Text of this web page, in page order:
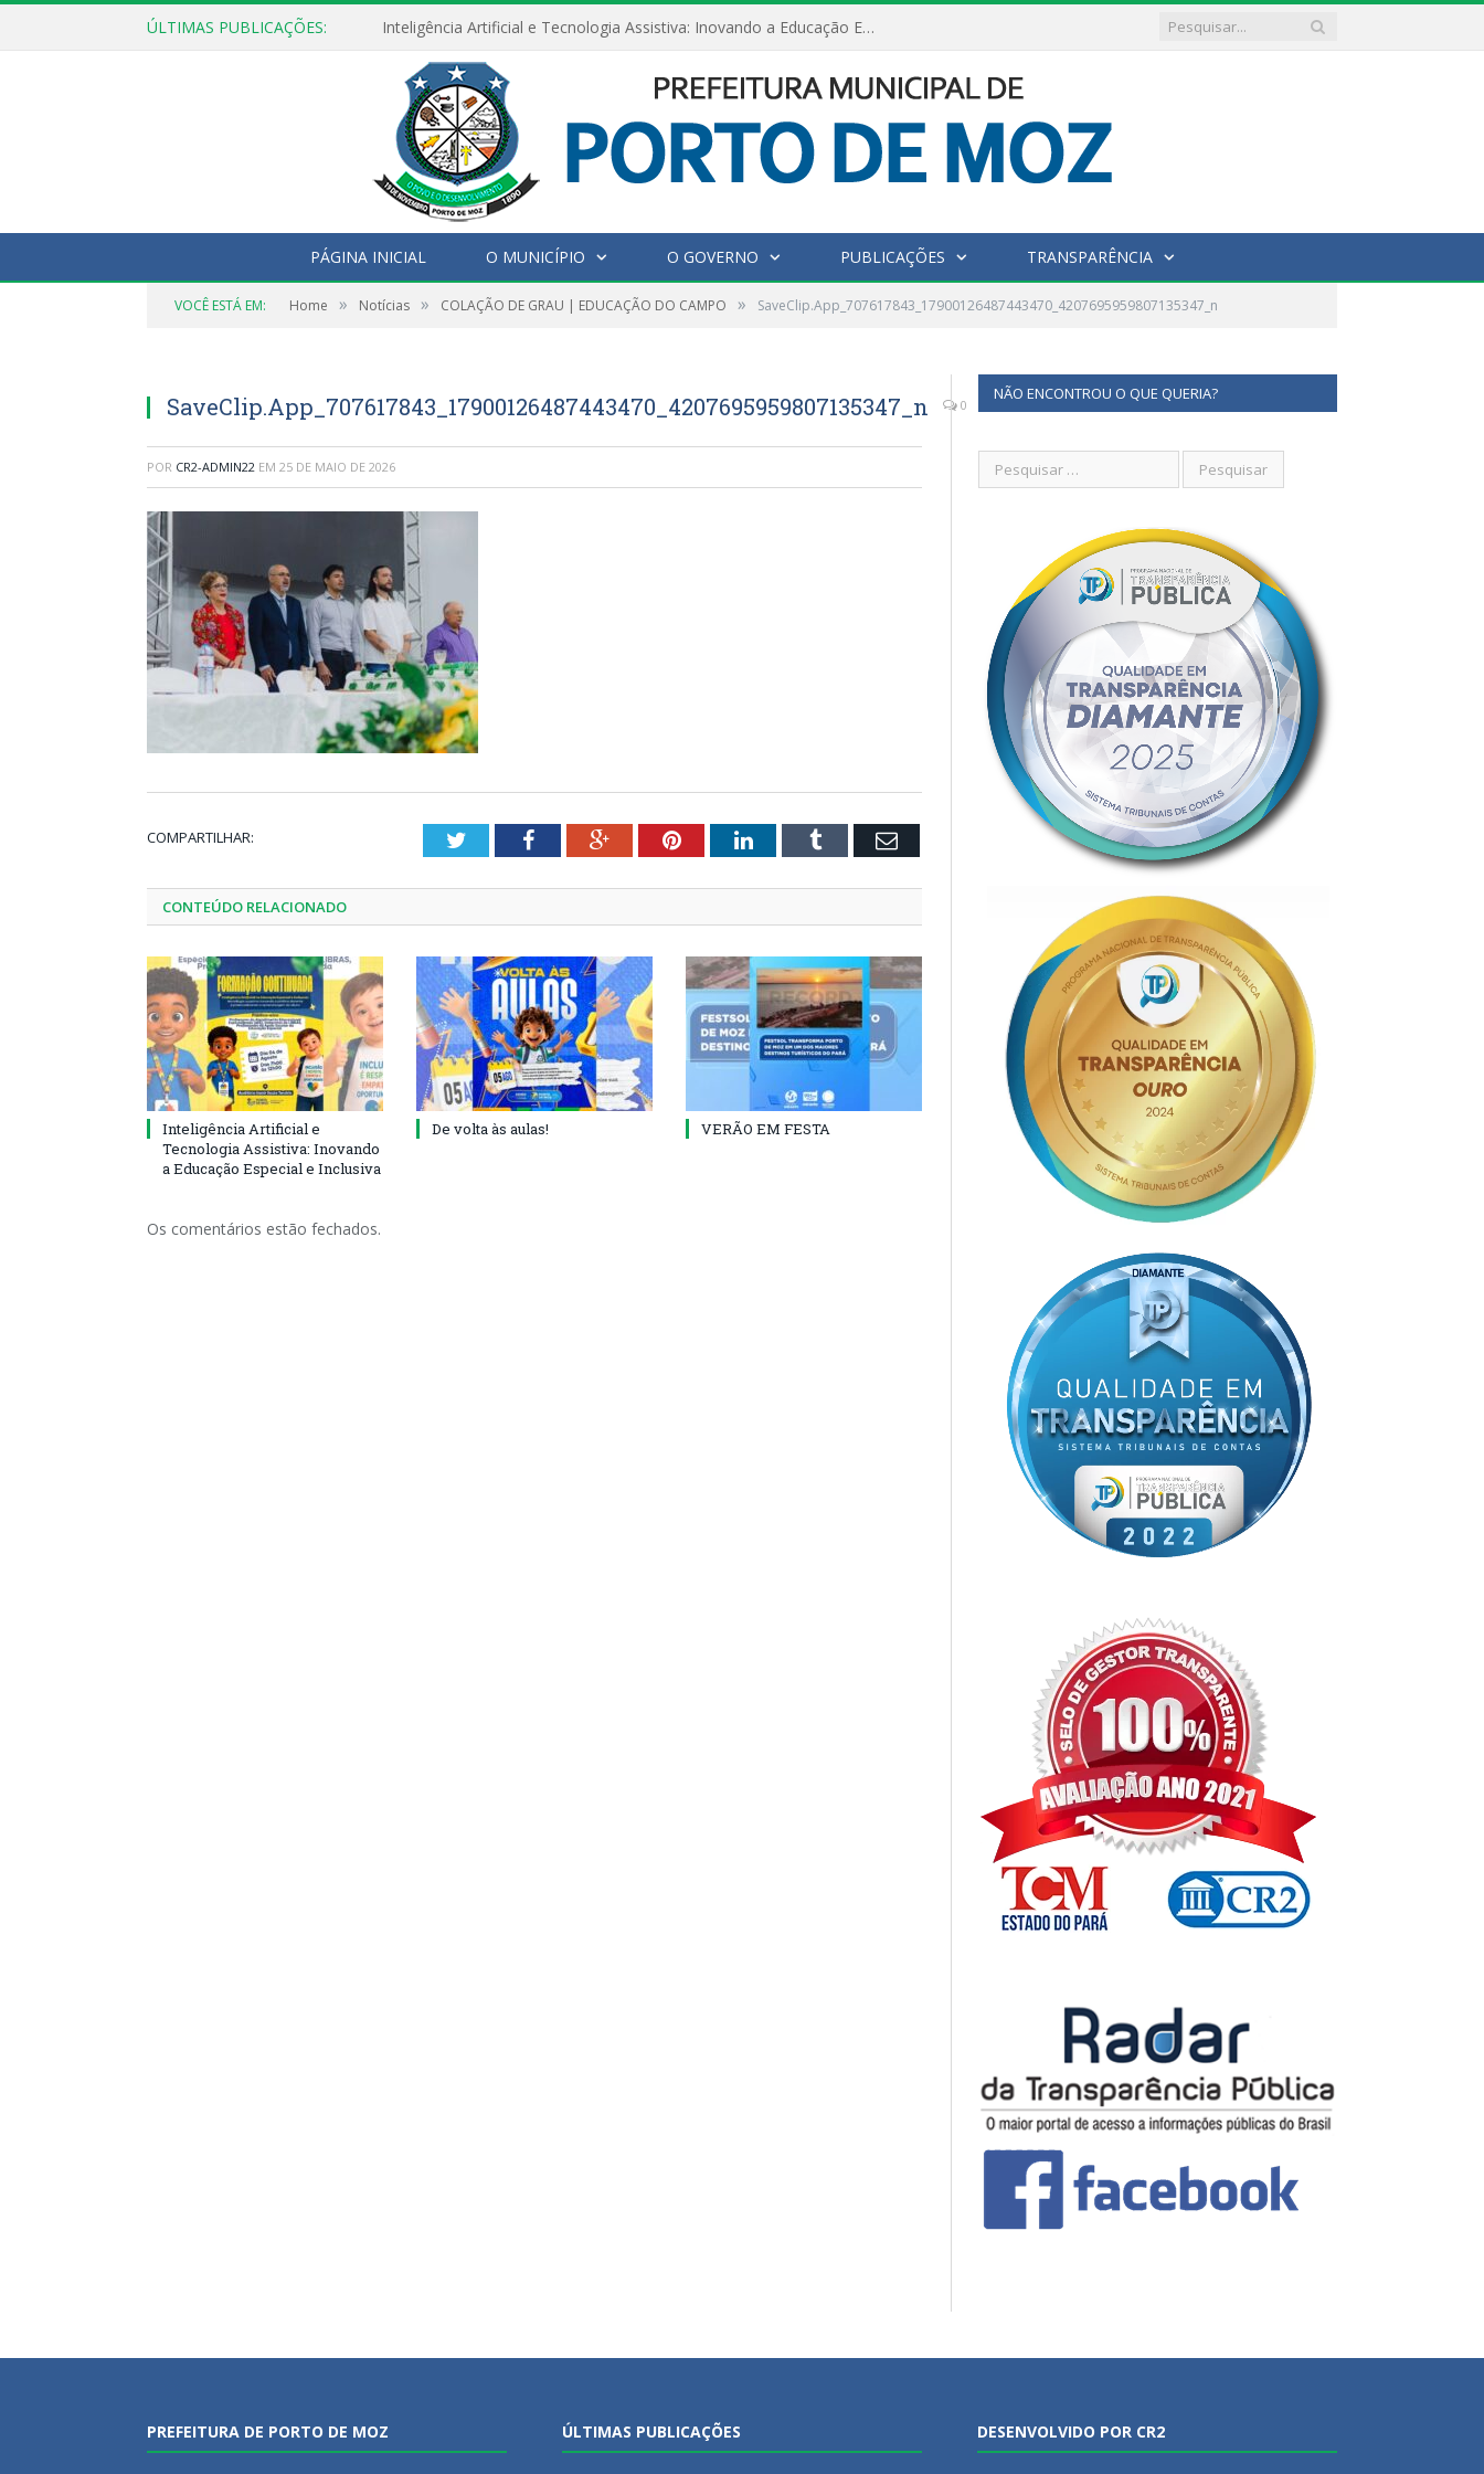
ÚLTIMAS PUBLICAÇÕES: Inteligência Artificial e Tecnologia Assistiva: Inovando a Educação Especial e Inclusiva
PÁGINA INICIAL O MUNICÍPIO O GOVERNO PUBLICAÇÕES TRANSPARÊNCIA
VOCÊ ESTÁ EM: Home » Notícias » COLAÇÃO DE GRAU | EDUCAÇÃO DO CAMPO » SaveClip.App_707617843_17900126487443470_4207695959807135347_n
SaveClip.App_707617843_17900126487443470_4207695959807135347_n 0
POR CR2-ADMIN22 EM 25 DE MAIO DE 2026
COMPARTILHAR: TwitterFacebookGoogle+PinterestLinkedInTumblr Email
CONTEÚDO RELACIONADO
Inteligência Artificial e
Tecnologia Assistiva: Inovando
a Educação Especial e Inclusiva
De volta às aulas! VERÃO EM FESTA
Os comentários estão fechados.
NÃO ENCONTROU O QUE QUERIA?
PREFEITURA DE PORTO DE MOZ ÚLTIMAS PUBLICAÇÕES DESENVOLVIDO POR CR2